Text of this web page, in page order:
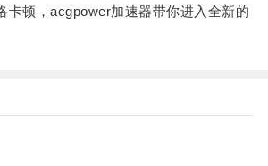
顿，acgpower加速器带你进入全新的